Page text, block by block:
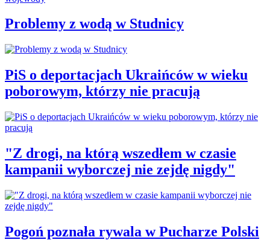
Problemy z wodą w Studnicy
PiS o deportacjach Ukraińców w wieku
poborowym, którzy nie pracują
"Z drogi, na którą wszedłem w czasie
kampanii wyborczej nie zejdę nigdy"
Pogoń poznała rywala w Pucharze Polski